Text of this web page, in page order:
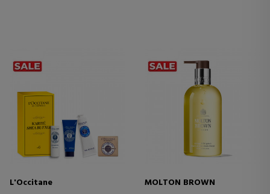
L'Occitane
MOLTON BROWN